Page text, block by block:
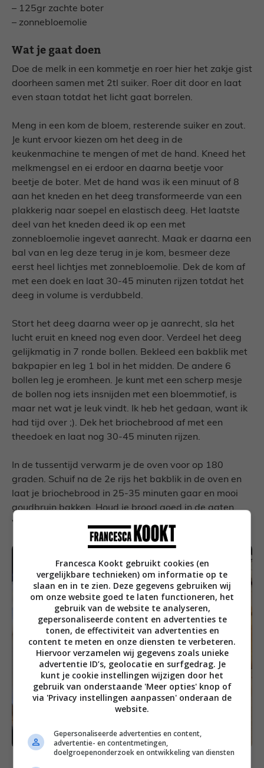
– 125gr zachte boter
– zonnebloemolie
Wat je gaat doen
Doe de melk in een kommetje en roer hier het zakje gist
doorheen samen met 2tl suiker. Roer dit door en laat
even staan totdat het licht gaat borrelen.
Meng in een kom de bloem, resterende suiker en zout.
Je kunt ervoor kiezen om het deeg in de
keukenmachine te mengen of met de hand. Kneed het
melkmengsel en ei erdoor en daarna beetje voor
beetje de boter. Met de hand was ik een minuut of 8
aan het kneden en het deeg transformeerde van een
plakkerig naar soepel en elastisch deeg. Het laatste
deel van het kneden deed ik op een met
zonnebloemolie ingevet aanrecht. Maak er daarna een
bal van en leg deze terug in je kom, besmeer deze
eerst heel lichtjes met zonnebloemolie. Dek de kom af
met een doek en laat 30-45 minuten rijzen totdat het
deeg in volume is verdubbeld.
Stort het deeg daarna weer op je aanrecht, sla het
lucht eruit en kneed nog even door. Verdeel het deeg
gelijkmatig in 7 ronde bollen. Bekleed een bakblik met
bakpapier en leg 1 bol in het midden. De andere 6
bollen leg je eromheen. Je kunt met een scherp mesje
de bollen nog iets insnijden met een bloemmotief, is
maar net wat je leuk vindt. Ik heb het gedaan, want ik
had tijd over ;). Dek het briochebrood af met een
theedoek en laat nog 30-45 minuten rijzen.
In de tussentijd verwarm je de oven voor op 180
graden. Schuif na de 2e rijs het bakblik in de oven en
laat je briochebrood in 25-35 minuten gaar en mooi
goudbruin bakken. Houd je brood goed in de gaten,
want op het laatst kan het snel gaan.
Francesca Kookt gebruikt cookies (en
vergelijkbare technieken) om informatie op te
slaan en in te zien. Deze gegevens gebruiken wij
om onze website goed te laten functioneren, het
gebruik van de website te analyseren,
gepersonaliseerde content en advertenties te
tonen, de effectiviteit van advertenties en
content te meten en onze diensten te verbeteren.
Hiervoor verzamelen wij gegevens zoals unieke
advertentie ID’s, geolocatie en surfgedrag. Je
kunt je cookie instellingen wijzigen door het
gebruik van onderstaande 'Meer opties' knop of
via 'Privacy instellingen aanpassen' onderaan de
website.
Gepersonaliseerde advertenties en content,
advertentie- en contentmetingen,
doelgroepenonderzoek en ontwikkeling van diensten